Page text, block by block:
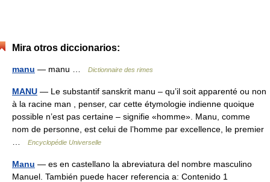
Mira otros diccionarios:
manu — manu … Dictionnaire des rimes
MANU — Le substantif sanskrit manu – qu’il soit apparenté ou non
à la racine man , penser, car cette étymologie indienne quoique
possible n’est pas certaine – signifie «homme». Manu, comme
nom de personne, est celui de l’homme par excellence, le premier
Encyclopédie Universelle
Manu — es en castellano la abreviatura del nombre masculino
Manuel. También puede hacer referencia a: Contenido 1